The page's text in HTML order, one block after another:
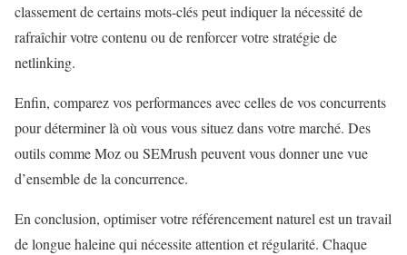
classement de certains mots-clés peut indiquer la nécessité de
rafraîchir votre contenu ou de renforcer votre stratégie de
netlinking.
Enfin, comparez vos performances avec celles de vos concurrents
pour déterminer là où vous vous situez dans votre marché. Des
outils comme Moz ou SEMrush peuvent vous donner une vue
d’ensemble de la concurrence.
En conclusion, optimiser votre référencement naturel est un travail
de longue haleine qui nécessite attention et régularité. Chaque